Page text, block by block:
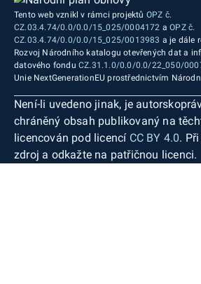
Tento web vznikl v rámci projektů OPZ č.
CZ.03.4.74/0.0/0.0/15_025/0004172 aOPZ č.
CZ.03.4.74/0.0/0.0/15_025/0013983 a je dále
Rozvoj Národního katalogu otevřených dat a
datového fondu CZ.31.1.0/0.0/0.0/22_050/
Unie NextGenerationEU prostřednictvím
Není-li uvedeno jinak, je
chráněný obsah publikovaný na
licencován pod licencí CC BY 4.0.
zdroj a odkažte na patřičnou licenci.